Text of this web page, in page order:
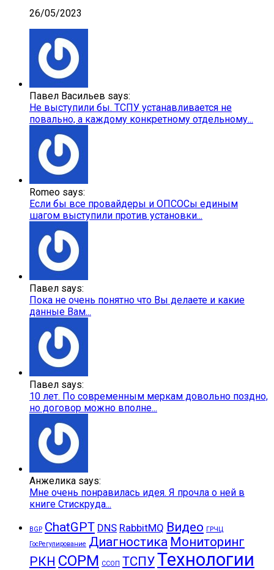
26/05/2023
Павел Васильев says:
Не выступили бы. ТСПУ устанавливается не
повально, а каждому конкретному отдельному...
Romeo says:
Если бы все провайдеры и ОПСОСы единым
шагом выступили против установки...
Павел says:
Пока не очень понятно что Вы делаете и какие
данные Вам...
Павел says:
10 лет. По современным меркам довольно поздно,
но договор можно вполне...
Анжелика says:
Мне очень понравилась идея. Я прочла о ней в
книге Стискруда...
BGP ChatGPT DNS RabbitMQ Видео ГРЧЦ
ГосРегулирование Диагностика Мониторинг
РКН СОРМ ССОП ТСПУТехнологии